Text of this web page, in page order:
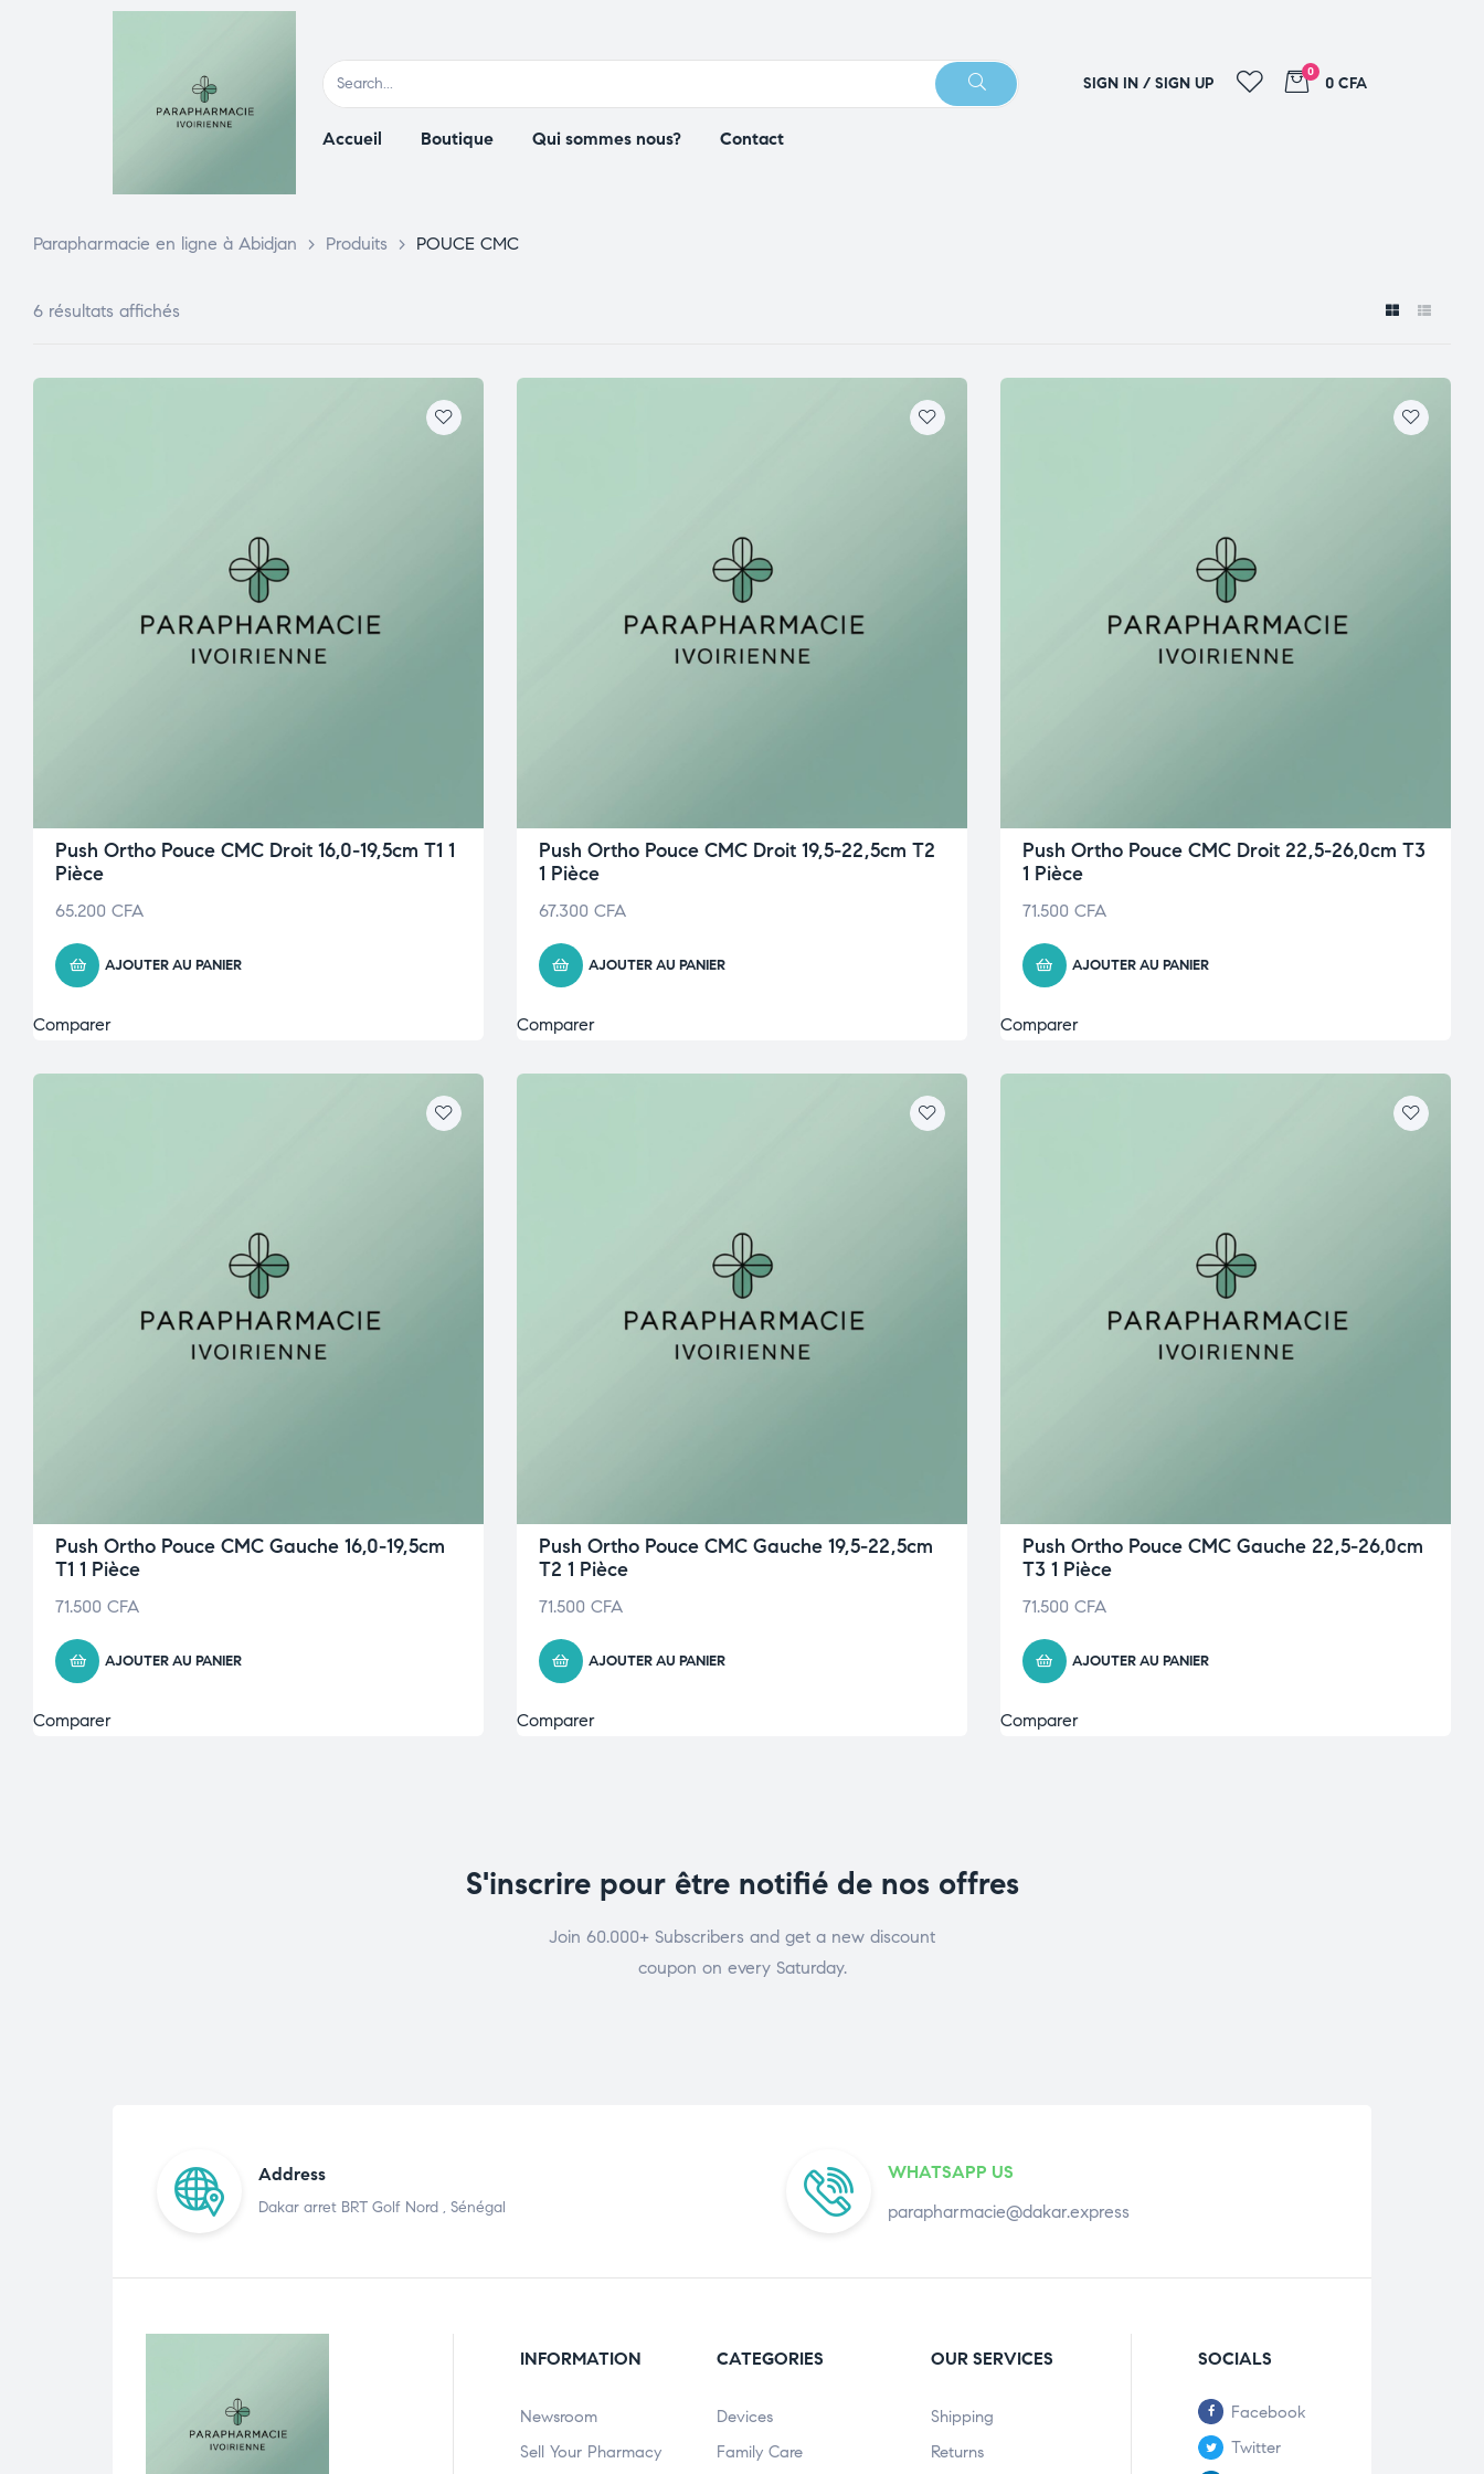
SIGN IN / SIGN UP
0
0 CFA
Accueil Boutique Qui sommes nous? Contact
Parapharmacie en ligne à Abidjan > Produits > POUCE CMC
6 résultats affichés
Push Ortho Pouce CMC Droit 16,0-19,5cm T1 1
Pièce
65.200 CFA
AJOUTER AU PANIER
Comparer
Push Ortho Pouce CMC Droit 19,5-22,5cm T2
1 Pièce
67.300 CFA
AJOUTER AU PANIER
Comparer
Push Ortho Pouce CMC Droit 22,5-26,0cm T3
1 Pièce
71.500 CFA
AJOUTER AU PANIER
Comparer
Push Ortho Pouce CMC Gauche 16,0-19,5cm
T1 1 Pièce
71.500 CFA
AJOUTER AU PANIER
Comparer
Push Ortho Pouce CMC Gauche 19,5-22,5cm
T2 1 Pièce
71.500 CFA
AJOUTER AU PANIER
Comparer
Push Ortho Pouce CMC Gauche 22,5-26,0cm
T3 1 Pièce
71.500 CFA
AJOUTER AU PANIER
Comparer
S'inscrire pour être notifié de nos offres
Join 60.000+ Subscribers and get a new discount
coupon on every Saturday.
Address
Dakar arret BRT Golf Nord , Sénégal
WHATSAPP US
parapharmacie@dakar.express
INFORMATION
Newsroom
Sell Your Pharmacy
CATEGORIES
Devices
Family Care
OUR SERVICES
Shipping
Returns
SOCIALS
Facebook
Twitter